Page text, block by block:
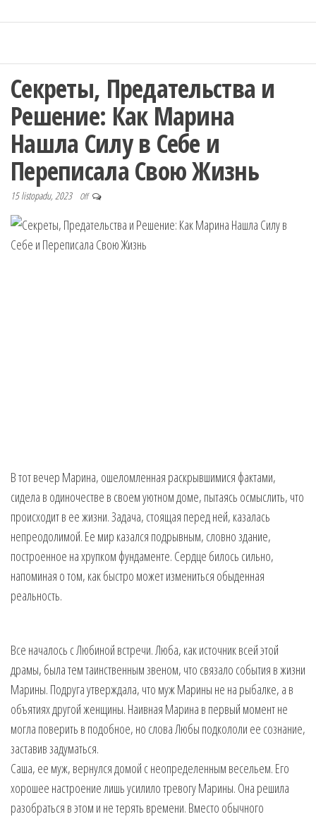
Секреты, Предательства и
Решение: Как Марина
Нашла Силу в Себе и
Переписала Свою Жизнь
15 listopadu, 2023 Off
В тот вечер Марина, ошеломленная раскрывшимися фактами,
сидела в одиночестве в своем уютном доме, пытаясь осмыслить, что
происходит в ее жизни. Задача, стоящая перед ней, казалась
непреодолимой. Ее мир казался подрывным, словно здание,
построенное на хрупком фундаменте. Сердце билось сильно,
напоминая о том, как быстро может измениться обыденная
реальность.
Все началось с Любиной встречи. Люба, как источник всей этой
драмы, была тем таинственным звеном, что связало события в жизни
Марины. Подруга утверждала, что муж Марины не на рыбалке, а в
объятиях другой женщины. Наивная Марина в первый момент не
могла поверить в подобное, но слова Любы подкололи ее сознание,
заставив задуматься.
Саша, ее муж, вернулся домой с неопределенным весельем. Его
хорошее настроение лишь усилило тревогу Марины. Она решила
разобраться в этом и не терять времени. Вместо обычного